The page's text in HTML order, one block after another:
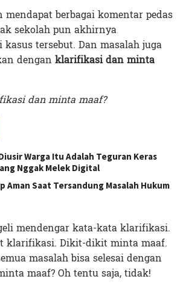
mendapat berbagai komentar pedas
sekolah pun akhirnya
tersebut. Dan masalah juga
dengan klarifikasi dan minta
dan minta maaf?
Warga Itu Adalah Teguran Keras
Nggak Melek Digital
Aman Saat Tersandung Masalah Hukum
mendengar kata-kata klarifikasi.
klarifikasi. Dikit-dikit minta maaf.
masalah bisa selesai dengan
maaf? Oh tentu saja, tidak!